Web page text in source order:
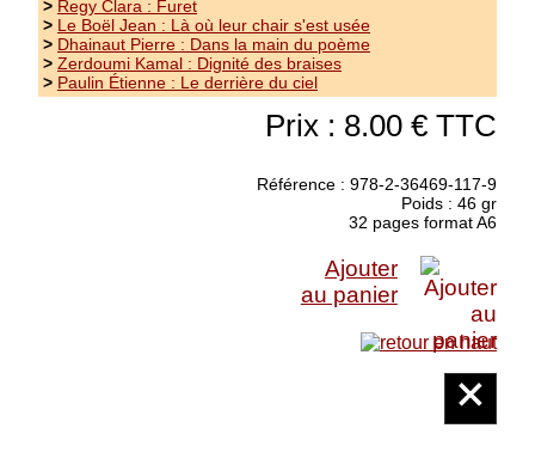
Nicol Jean-Pierre : Telle est l'île
(longtemps marcher 2)
collection La main aux poètes - Parfois
s'apprête à l'horizon des mots quelque chose
comme un signe impalpable dans la limpidité
du ciel voir la note de lecture de Philippe
(suite)
> Regy Clara : Furet
> Le Boël Jean : Là où leur chair s'est usée
> Dhainaut Pierre : Dans la main du poème
> Zerdoumi Kamal : Dignité des braises
> Paulin Étienne : Le derrière du ciel
Prix : 8.00 € TTC
Référence : 978-2-36469-117-9
Poids : 46 gr
32 pages format A6
Ajouter
au panier